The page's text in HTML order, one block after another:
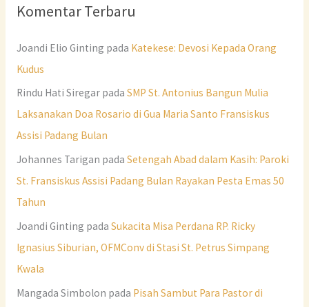
Komentar Terbaru
Joandi Elio Ginting pada Katekese: Devosi Kepada Orang
Kudus
Rindu Hati Siregarpada SMP St. Antonius Bangun Mulia
Laksanakan Doa Rosario di Gua Maria Santo Fransiskus
Assisi Padang Bulan
Johannes Tarigan pada Setengah Abad dalam Kasih: Paroki
St. Fransiskus Assisi Padang Bulan Rayakan Pesta Emas 50
Tahun
Joandi Ginting pada Sukacita Misa Perdana RP. Ricky
Ignasius Siburian, OFMConv di Stasi St. Petrus Simpang
Kwala
Mangada Simbolon pada Pisah Sambut Para Pastor di